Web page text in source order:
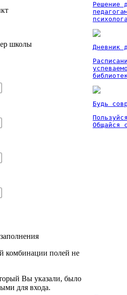
школы
комбинации полей не
Вы указали, было
для входа.
Решение
Дневник
Будь
Общайся